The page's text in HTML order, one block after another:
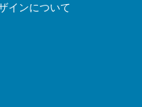
インについて